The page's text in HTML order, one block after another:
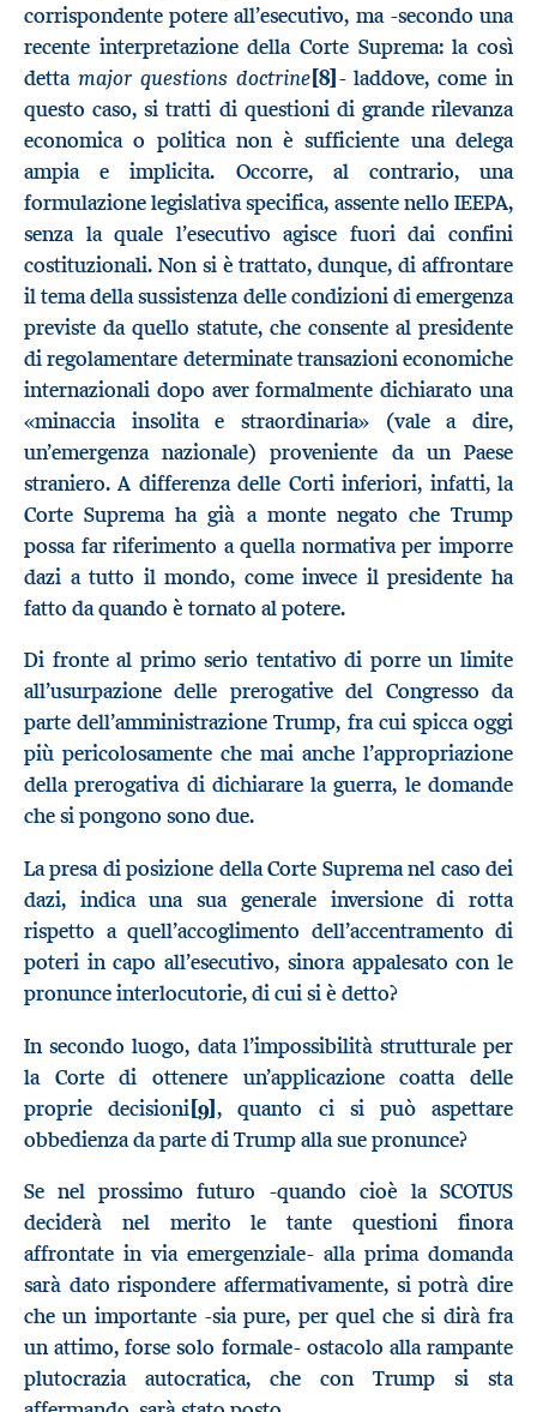
corrispondente potere all’esecutivo, ma -secondo una
recente interpretazione della Corte Suprema: la così
detta major questions doctrine[8] - laddove, come in
questo caso, si tratti di questioni di grande rilevanza
economica o politica non è sufficiente una delega
ampia e implicita. Occorre, al contrario, una
formulazione legislativa specifica, assente nello IEEPA,
senza la quale l’esecutivo agisce fuori dai confini
costituzionali. Non si è trattato, dunque, di affrontare
il tema della sussistenza delle condizioni di emergenza
previste da quello statute, che consente al presidente
di regolamentare determinate transazioni economiche
internazionali dopo aver formalmente dichiarato una
«minaccia insolita e straordinaria» (vale a dire,
un’emergenza nazionale) proveniente da un Paese
straniero. A differenza delle Corti inferiori, infatti, la
Corte Suprema ha già a monte negato che Trump
possa far riferimento a quella normativa per imporre
dazi a tutto il mondo, come invece il presidente ha
fatto da quando è tornato al potere.
Di fronte al primo serio tentativo di porre un limite
all’usurpazione delle prerogative del Congresso da
parte dell’amministrazione Trump, fra cui spicca oggi
più pericolosamente che mai anche l’appropriazione
della prerogativa di dichiarare la guerra, le domande
che si pongono sono due.
La presa di posizione della Corte Suprema nel caso dei
dazi, indica una sua generale inversione di rotta
rispetto a quell’accoglimento dell’accentramento di
poteri in capo all’esecutivo, sinora appalesato con le
pronunce interlocutorie, di cui si è detto?
In secondo luogo, data l’impossibilità strutturale per
la Corte di ottenere un’applicazione coatta delle
proprie decisioni[9], quanto ci si può aspettare
obbedienza da parte di Trump alla sue pronunce?
Se nel prossimo futuro -quando cioè la SCOTUS
deciderà nel merito le tante questioni finora
affrontate in via emergenziale- alla prima domanda
sarà dato rispondere affermativamente, si potrà dire
che un importante -sia pure, per quel che si dirà fra
un attimo, forse solo formale- ostacolo alla rampante
plutocrazia autocratica, che con Trump si sta